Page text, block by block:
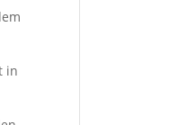
in